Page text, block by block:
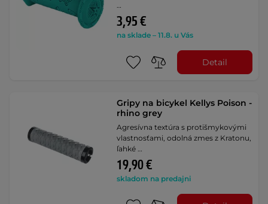
…
3,95 €
na sklade – 11.8. u Vás
Detail
Gripy na bicykel Kellys Poison -
rhino grey
Agresívna textúra s protišmykovými
vlastnosťami, odolná zmes z Kratonu,
ľahké …
19,90 €
skladom na predajni